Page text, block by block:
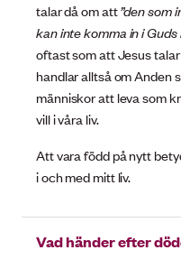
talar då om att”den som
kan inte komma in i Guds
oftast som att Jesus
handlar alltså om Anden
människor att leva som
vill i våra liv.
Att vara född på nytt
i och med mitt liv.
Vad händer efter